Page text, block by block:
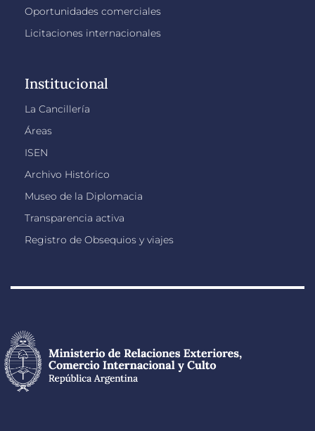
Oportunidades comerciales
Licitaciones internacionales
Institucional
La Cancillería
Áreas
ISEN
Archivo Histórico
Museo de la Diplomacia
Transparencia activa
Registro de Obsequios y viajes